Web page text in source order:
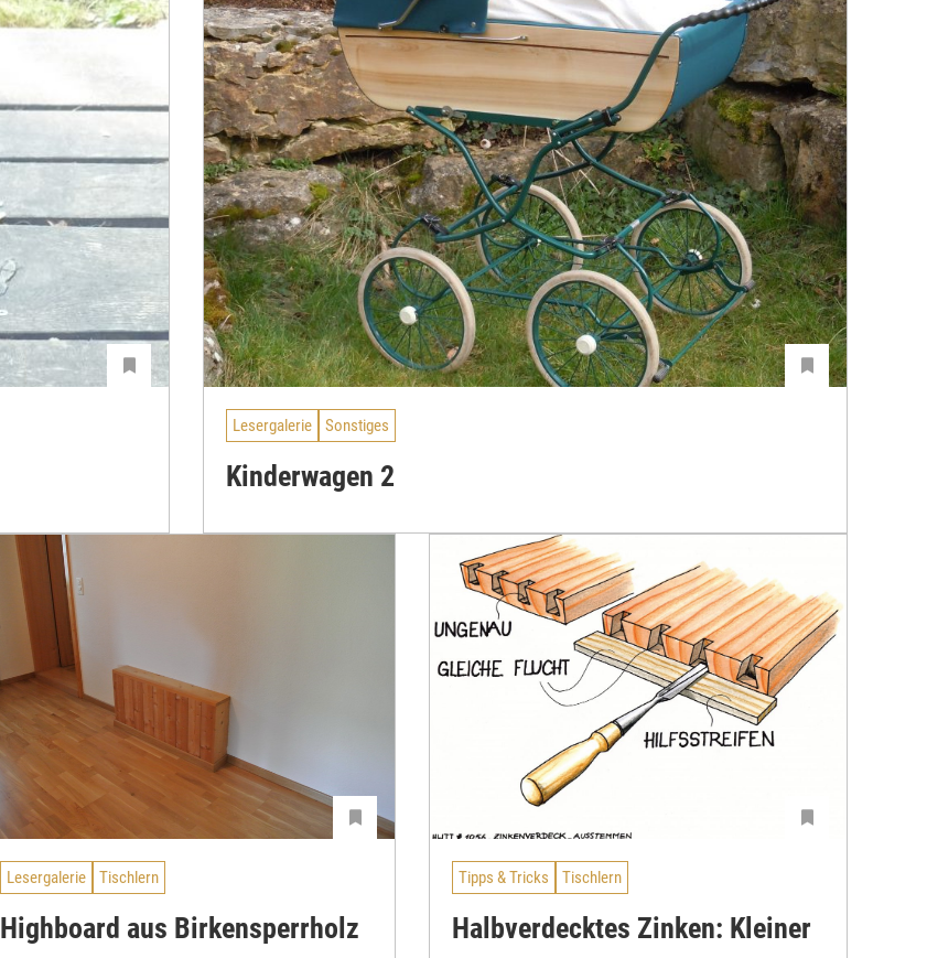
Lesergalerie Sonstiges
Kinderwagen 2
Lesergalerie Tischlern
Highboard aus Birkensperrholz
Tipps & Tricks Tischlern
Halbverdecktes Zinken: Kleiner